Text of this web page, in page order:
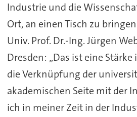
Industrie und die
Ort, an einen Tisch zu
Univ. Prof. Dr.-Ing. Jürgen
Dresden: „Das ist eine
die Verknüpfung der
akademischen Seite mit der
ich in meiner Zeit in der